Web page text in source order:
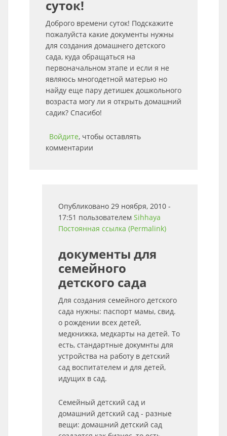
суток!
Доброго времени суток! Подскажите
пожалуйста какие документы нужны
для создания домашнего детского
сада, куда обращаться на
первоначальном этапе и если я не
являюсь многодетной матерью но
найду еще пару детишек дошкольного
возраста могу ли я открыть домашний
садик? Спасибо!
Войдите, чтобы оставлять
комментарии
Опубликовано 29 ноября, 2010 -
17:51 пользователем Sihhaya
Постоянная ссылка (Permalink)
документы для
семейного
детского сада
Для создания семейного детского
сада нужны: паспорт мамы, свид.
о рождении всех детей,
медкнижка, медкарты на детей. То
есть, стандартные докумнты для
устройства на работу в детский
сад воспитателем и для детей,
идущих в сад.
Семейный детский сад и
домашний детский сад - разные
вещи: домашний детский сад